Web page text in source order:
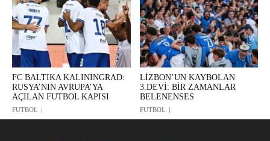
FC BALTIKA KALININGRAD:
RUSYA’NIN AVRUPA’YA
AÇILAN FUTBOL KAPISI
FUTBOL
LİZBON’UN KAYBOLAN
3.DEVİ: BİR ZAMANLAR
BELENENSES
FUTBOL